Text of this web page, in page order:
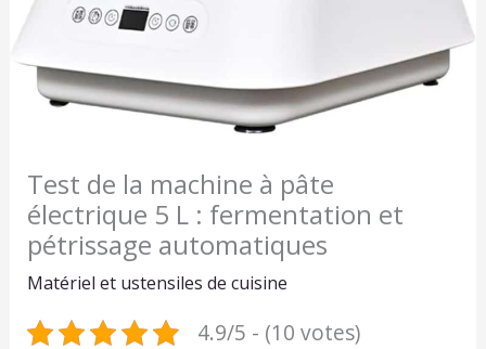
Test de la machine à pâte
électrique 5 L : fermentation et
pétrissage automatiques
Matériel et ustensiles de cuisine
4.9/5 - (10 votes)